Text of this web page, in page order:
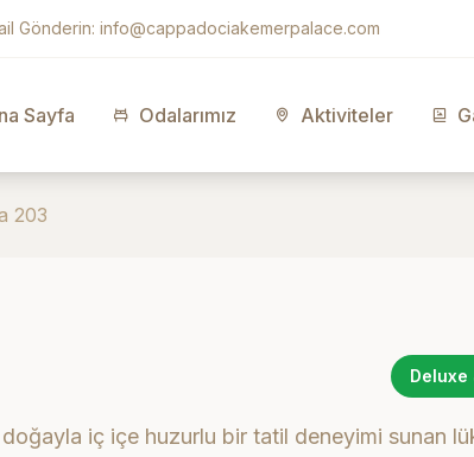
Gönderin: info@cappadociakemerpalace.com
Sayfa Odalarımız Aktiviteler
203
Deluxe
iç içe huzurlu bir tatil deneyimi sunan